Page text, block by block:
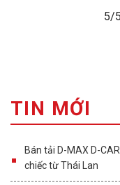
5/
TIN MỚI
Bán tải D-MAX D-
chiếc từ Thái Lan